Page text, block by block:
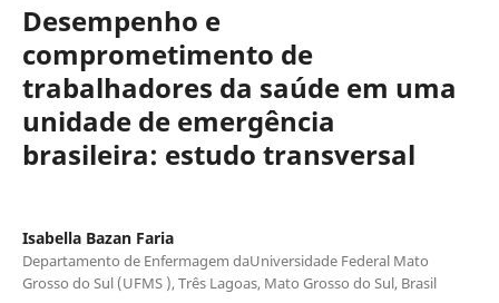
Desempenho e
comprometimento de
trabalhadores da saúde em uma
unidade de emergência
brasileira: estudo transversal
Isabella Bazan Faria
Departamento de Enfermagem daUniversidade Federal Mato
Grosso do Sul (UFMS ), Três Lagoas, Mato Grosso do Sul, Brasil